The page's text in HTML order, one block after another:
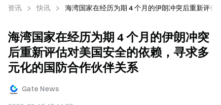
资讯 快讯 海湾国家在经历为期 4 个月的伊朗冲突后重新评
海湾国家在经历为期 4 个月的伊朗冲突
后重新评估对美国安全的依赖，寻求多
元化的国防合作伙伴关系
Gate News